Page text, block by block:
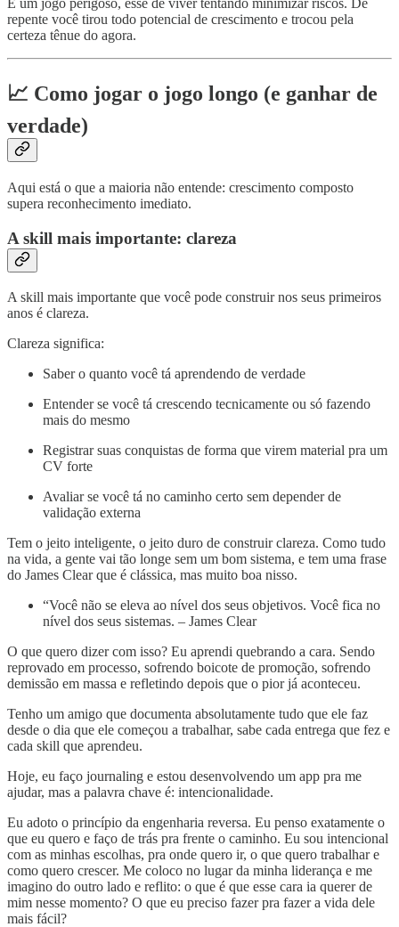
É um jogo perigoso, esse de viver tentando minimizar riscos. De
repente você tirou todo potencial de crescimento e trocou pela
certeza tênue do agora.
📈 Como jogar o jogo longo (e ganhar de
verdade)
Aqui está o que a maioria não entende: crescimento composto
supera reconhecimento imediato.
A skill mais importante: clareza
A skill mais importante que você pode construir nos seus primeiros
anos é clareza.
Clareza significa:
Saber o quanto você tá aprendendo de verdade
Entender se você tá crescendo tecnicamente ou só fazendo
mais do mesmo
Registrar suas conquistas de forma que virem material pra um
CV forte
Avaliar se você tá no caminho certo sem depender de
validação externa
Tem o jeito inteligente, o jeito duro de construir clareza. Como tudo
na vida, a gente vai tão longe sem um bom sistema, e tem uma frase
do James Clear que é clássica, mas muito boa nisso.
“Você não se eleva ao nível dos seus objetivos. Você fica no
nível dos seus sistemas. – James Clear
O que quero dizer com isso? Eu aprendi quebrando a cara. Sendo
reprovado em processo, sofrendo boicote de promoção, sofrendo
demissão em massa e refletindo depois que o pior já aconteceu.
Tenho um amigo que documenta absolutamente tudo que ele faz
desde o dia que ele começou a trabalhar, sabe cada entrega que fez e
cada skill que aprendeu.
Hoje, eu faço journaling e estou desenvolvendo um app pra me
ajudar, mas a palavra chave é: intencionalidade.
Eu adoto o princípio da engenharia reversa. Eu penso exatamente o
que eu quero e faço de trás pra frente o caminho. Eu sou intencional
com as minhas escolhas, pra onde quero ir, o que quero trabalhar e
como quero crescer. Me coloco no lugar da minha liderança e me
imagino do outro lado e reflito: o que é que esse cara ia querer de
mim nesse momento? O que eu preciso fazer pra fazer a vida dele
mais fácil?